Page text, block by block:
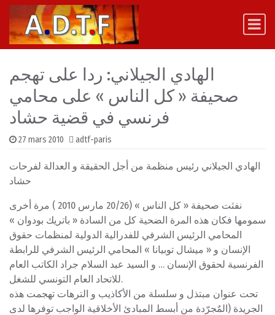
Skip to content
Main Navigation
الهادي الجيلاني: ردا على تهجم
صحيفة « كل الناس » على محامي
فرنسي في قضية حشاد
27 mars 2010 adtf-paris
الهادي الجيلاني رئيس منظمة من أجل الحقيقة و العدالة لفرحات
حشاد
نفثت صحيفة « كل الناس » (20/26 مارس 2010 ) مرة أخرى
سمومها فكان هذه المرة الضحية كل من السادة « باتريك بودوان »
المحامي الرئيس الشرفي للفدرالية الدولية لمنظمات حقوق
الإنسان و « ميشال توبيانا » المحامي الرئيس الشرفي للرابطة
الفرنسية لحقوق الإنسان … و السيد عبد السلام جراد الكاتب العام
للاتحاد العام التونسي للشغل.
تحت عنوان مبتذل و سلسلة من الأكاذيب و الترهات تهجمت هذه
الجريدة (المٌجرّدة من أبسط المبادئ الأخلاقية الواجب توفرها لدى